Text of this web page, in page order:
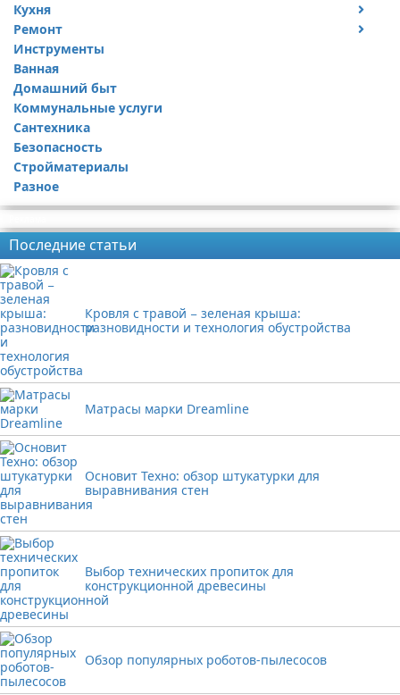
Дизайн дачи
Дизайн квартиры
Кухня
Посуда
Ремонт
Ремонт дачи
Ремонт квартиры
Инструменты
Ванная
Домашний быт
Коммунальные услуги
Сантехника
Безопасность
Стройматериалы
Разное
Последние статьи
Кровля с травой − зеленая крыша:
разновидности и технология обустройства
Матрасы марки Dreamline
Основит Техно: обзор штукатурки для
выравнивания стен
Выбор технических пропиток для
конструкционной древесины
Обзор популярных роботов-пылесосов